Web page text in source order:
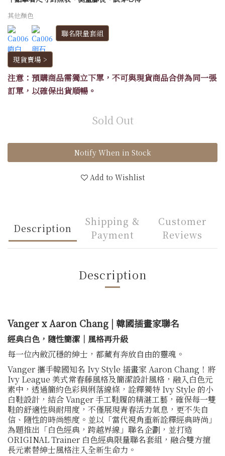
其他顏色
聯名限量套組
現貨賣場 >
注意：預購商品需獨立下單，不可與現貨商品合併為同一張
訂單，以確保出貨順暢。
Sold Out
Notify When in Stock
Add to Wishlist
Description
Shipping &
Payment
Customer
Reviews
Description
Vanger x Aaron Chang | 韓國插畫家聯名
經典白色，隨性簡潔｜風格再升級
每一位內斂沉穩的紳士，都藏有奔放自由的靈魂。
Vanger 攜手韓國知名 Ivy Style 插畫家 Aaron Chang！將
Ivy League 美式常春藤風格及簡潔設計風格，融入白色元
素中，透過簡約色彩與俐落線條，詮釋獨特 Ivy Style 的小
白鞋設計，結合 Vanger 手工鞋履的精湛工藝，確保每一雙
鞋的舒適性與耐用度，不僅展現青春活力氣息，更不失自
信、隨性的時尚態度。並以「當代視角重新詮釋經典時尚」
為題推出「白色經典，跨越界線」聯名企劃，並打造
ORIGINAL Trainer 白色經典限量聯名套組，融合雙方擅
長元素替紳士風格注入全新生命力。